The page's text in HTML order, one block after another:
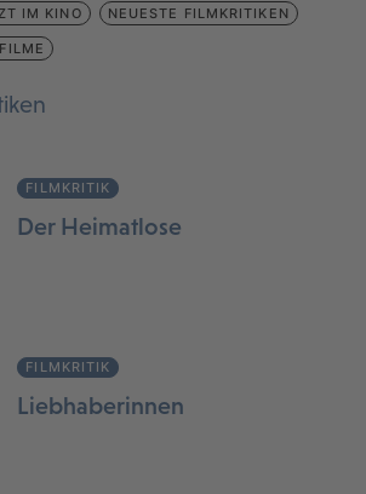
IM KINO NEUESTE FILMKRITIKEN
FILMKRITIK
Der Heimatlose
FILMKRITIK
Liebhaberinnen